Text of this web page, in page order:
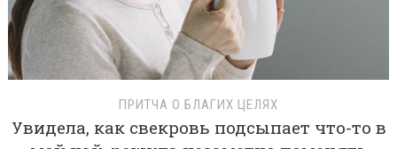
ПРИТЧА О БЛАГИХ ЦЕЛЯХ
Увидела, как свекровь подсыпает что-то в